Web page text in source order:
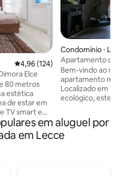
4,96 de uma avaliação média de
4,96 (124)
Elce
80 metros
estética
de estar em
TV smart e
tem o
que é
tem
Condomínio ⋅
Apartamento
Nabolux em
Bem-vindo ao
apartamento
Localizado em
ecológico, este
de uma grande
cozinha
quartos
em aluguel por
em Lecce